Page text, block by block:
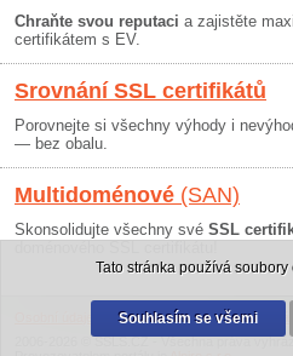
Chraňte svou reputaci a zajistěte
certifikátem s EV.
Srovnání SSL certifikátů
Porovnejte si všechny výhody i
— bez obalu.
Multidoménové (SAN)
Skonsolidujte všechny své SSL
Obchodní podmínky|30 dní
2006-2026 © SSLS.CZ - Všechna práva
Tato stránka používá soubory
Souhlasím se všemi